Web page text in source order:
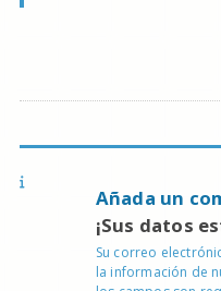
Añada un
¡Sus datos
Su correo
la información de